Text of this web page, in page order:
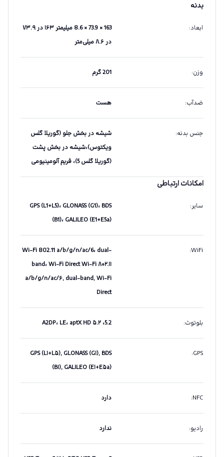
بدنه
ابعاد:
163 × 73.9 × 8.6 میلیمتر ۱۶۳ در ۷۳.۹
در ۸.۶ میلی‌متر
وزن: 201 گرم
ضدآب: هست
جنس بدنه:
شیشه در بخش جلو (گوریلا گلس
ویکتوس)،شیشه در بخش پشت
(گوریلا گلس 5)، فریم آلومینیومی
امکانات ارتباطی
سایر:
GPS (L1+L5)، GLONASS (G1)، BDS
(B1)، GALILEO (E1+E5a)
WiFi
:
Wi-Fi 802.11 a/b/g/n/ac/6، dual-
band، Wi-Fi Direct Wi-Fi ۸۰۲.۱۱
a/b/g/n/ac/۶, dual-band, Wi-Fi
Direct
بلوتوث: 5.2، A2DP، LE، aptX HD ۵.۲
GPS
:
GPS (L۱+L۵), GLONASS (G۱), BDS
(B۱), GALILEO (E۱+E۵a)
NFC
: دارد
رادیو: ندارد